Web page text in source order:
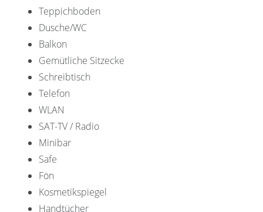
Teppichboden
Dusche/WC
Balkon
Gemütliche Sitzecke
Schreibtisch
Telefon
WLAN
SAT-TV / Radio
Minibar
Safe
Fön
Kosmetikspiegel
Handtücher